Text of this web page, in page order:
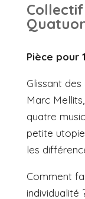
Pièce pour
Glissant
Marc
quatre
petite
les
Comment
individualité